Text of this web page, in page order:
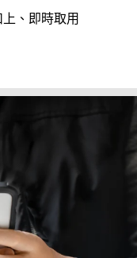
、即時取用